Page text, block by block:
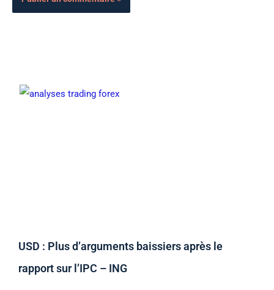
USD : Plus d’arguments baissiers après le
rapport sur l’IPC – ING